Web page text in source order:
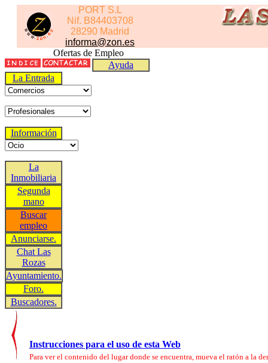
PORT S.L
Nif. B84403708
28290 Madrid
informa@zon.es
Ofertas de Empleo
Ayuda
La Entrada
Información
La
Inmobiliaria
Segunda
mano
Buscar
empleo
Anunciarse.
Chat Las
Rozas
Ayuntamiento.
Foro.
Buscadores.
Instrucciones para el uso de esta Web
Para ver el contenido del lugar donde se encuentra, mueva el ratón a la